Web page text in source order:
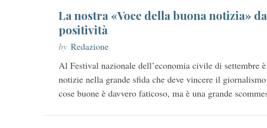
La nostra «Voce della buona notizia»
positività
by Redazione
Al Festival nazionale dell’economia civile di settembre
notizie nella grande sfida che deve vincere il
cose buone è davvero faticoso, ma è una grande
S
e
a
c